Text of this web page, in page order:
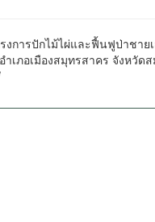
งการปักไม้ไผ่และฟื้นฟูป่าช
อเมืองสมุทรสาคร จังหวัด